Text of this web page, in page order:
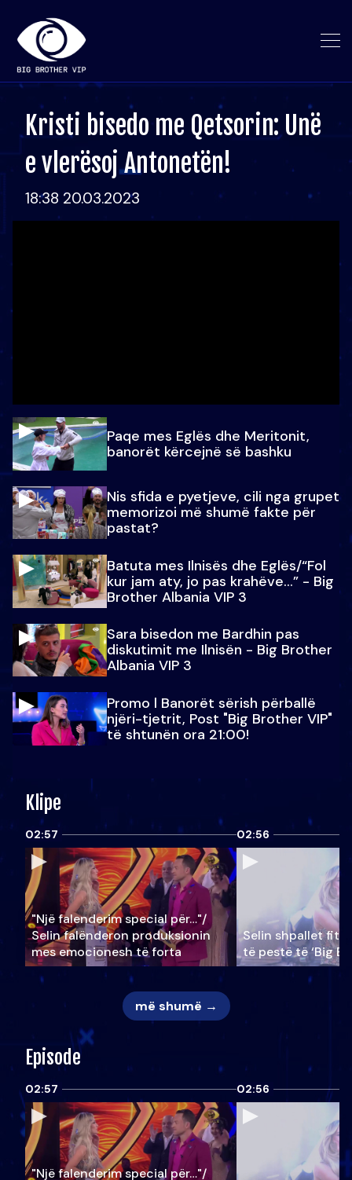
Kristi bisedo me Qetsorin: Unë
e vlerësoj Antonetën!
18:38 20.03.2023
Paqe mes Eglës dhe Meritonit,
banorët kërcejnë së bashku
Nis sfida e pyetjeve, cili nga grupet
memorizoi më shumë fakte për
pastat?
Batuta mes Ilnisës dhe Eglës/“Fol
kur jam aty, jo pas krahëve…” - Big
Brother Albania VIP 3
Sara bisedon me Bardhin pas
diskutimit me Ilnisën - Big Brother
Albania VIP 3
Promo l Banorët sërish përballë
njëri-tjetrit, Post "Big Brother VIP"
të shtunën ora 21:00!
Klipe
02:57
"Një falenderim special për…"/
Selin falënderon produksionin
mes emocionesh të forta
02:56
Selin shpallet
të pestë të ‘Big
më shumë →
Episode
02:57
"Një falenderim special për…"/
02:56